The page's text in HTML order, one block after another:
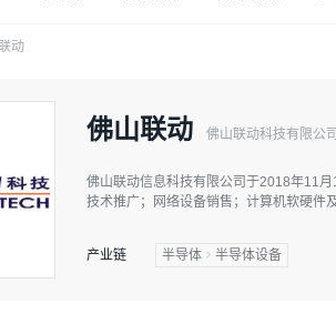
动
佛山联动 佛山联动科技有限公司
佛山联动信息科技有限公司于2018年11
技术推广；网络设备销售；计算机软硬件
产业链 半导体 半导体设备